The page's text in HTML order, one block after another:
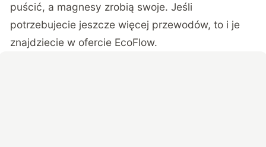
puścić, a magnesy zrobią swoje. Jeśli
potrzebujecie jeszcze więcej przewodów, to i je
znajdziecie w ofercie EcoFlow.